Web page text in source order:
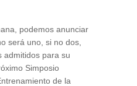
podemos anunciar
será uno, si no dos,
admitidos para su
Simposio
de la